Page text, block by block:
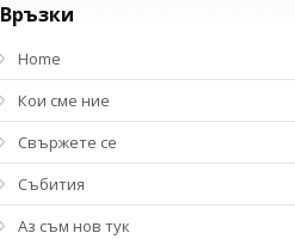
Връзки
Home
Кои сме ние
Свържете се
Събития
Аз съм нов тук